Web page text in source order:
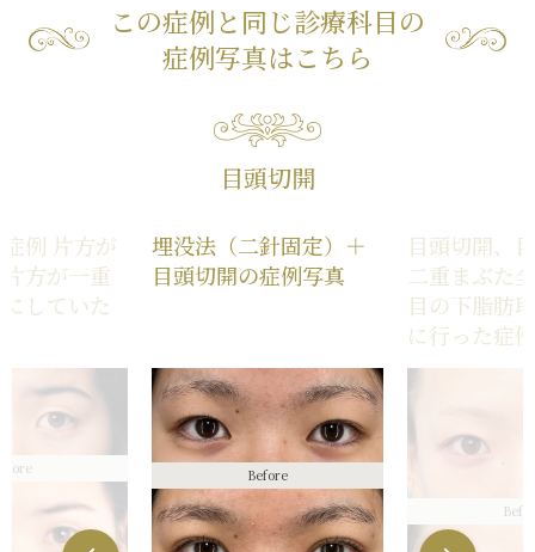
この症例と同じ診療科目の
症例写真はこちら
目頭切開
例 片方が
方が一重
していた
埋没法（二針固定）＋
目頭切開の症例写真
Before
目頭切開、
二重まぶた
目の下脂肪
に行った症例